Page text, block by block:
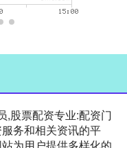
,股票配资专业:配资门
务和相关资讯的平